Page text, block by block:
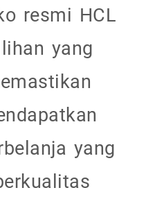
resmi HCL
yang
yang